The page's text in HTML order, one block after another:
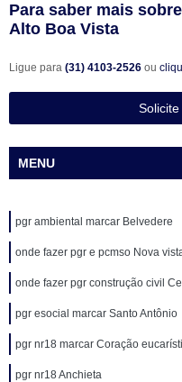
Para saber mais
Alto Boa Vista
Ligue para (31) 4103-2526 ou
MENU
pgr ambiental marcar Belvedere
onde fazer pgr e pcmso Nova
onde fazer pgr construção civil
pgr esocial marcar Santo Antônio
pgr nr18 marcar Coração
pgr nr18 Anchieta